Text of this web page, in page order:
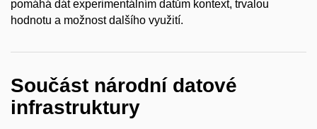
pomáhá dát experimentálním datům kontext, trvalou
hodnotu a možnost dalšího využití.
Součást národní datové
infrastruktury